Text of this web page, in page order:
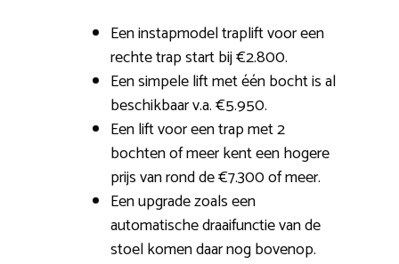
Een instapmodel traplift voor een
rechte trap start bij €2.800.
Een simpele lift met één bocht is al
beschikbaar v.a. €5.950.
Een lift voor een trap met 2
bochten of meer kent een hogere
prijs van rond de €7.300 of meer.
Een upgrade zoals een
automatische draaifunctie van de
stoel komen daar nog bovenop.